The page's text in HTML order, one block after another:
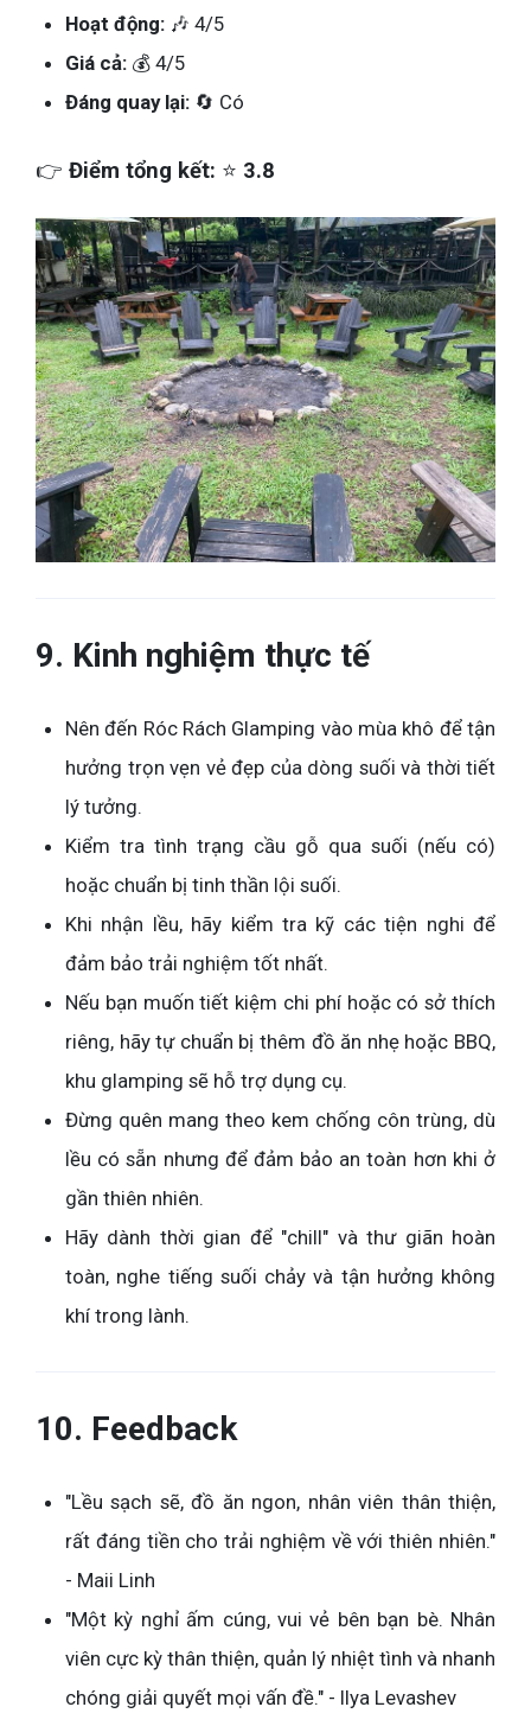
Hoạt động: 🎶 4/5
Giá cả: 💰 4/5
Đáng quay lại: 🔄 Có
👉 Điểm tổng kết: ⭐ 3.8
9. Kinh nghiệm thực tế
Nên đến Róc Rách Glamping vào mùa khô để tận
hưởng trọn vẹn vẻ đẹp của dòng suối và thời tiết
lý tưởng.
Kiểm tra tình trạng cầu gỗ qua suối (nếu có)
hoặc chuẩn bị tinh thần lội suối.
Khi nhận lều, hãy kiểm tra kỹ các tiện nghi để
đảm bảo trải nghiệm tốt nhất.
Nếu bạn muốn tiết kiệm chi phí hoặc có sở thích
riêng, hãy tự chuẩn bị thêm đồ ăn nhẹ hoặc BBQ,
khu glamping sẽ hỗ trợ dụng cụ.
Đừng quên mang theo kem chống côn trùng, dù
lều có sẵn nhưng để đảm bảo an toàn hơn khi ở
gần thiên nhiên.
Hãy dành thời gian để "chill" và thư giãn hoàn
toàn, nghe tiếng suối chảy và tận hưởng không
khí trong lành.
10. Feedback
"Lều sạch sẽ, đồ ăn ngon, nhân viên thân thiện,
rất đáng tiền cho trải nghiệm về với thiên nhiên."
- Maii Linh
"Một kỳ nghỉ ấm cúng, vui vẻ bên bạn bè. Nhân
viên cực kỳ thân thiện, quản lý nhiệt tình và nhanh
chóng giải quyết mọi vấn đề." - Ilya Levashev